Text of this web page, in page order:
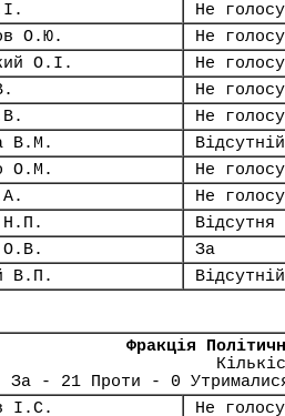
Не
О.Ю.
Не
О.І.
Не
Не
Не
В.М.
Відсутній
О.М.
Не
Не
Н.П.
Відсутня
О.В.
За
В.П.
Відсутній
Фракція
За - 21 Проти - 0
І.С.
Не